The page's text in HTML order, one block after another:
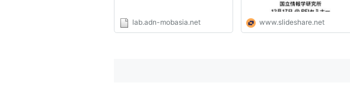
lab.adn-mobasia.net www.slideshare.net